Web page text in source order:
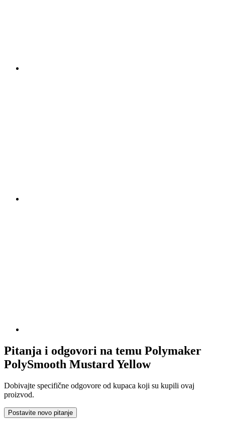
Pitanja i odgovori na temu Polymaker
PolySmooth Mustard Yellow
Dobivajte specifične odgovore od kupaca koji su kupili ovaj
proizvod.
Postavite novo pitanje